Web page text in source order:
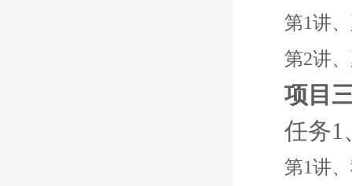
第1讲
第2讲
项目
任务1
第1讲